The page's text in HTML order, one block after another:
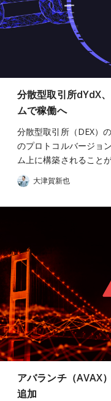
分散型取引所dYdX
ムで稼働へ
分散型取引所（DEX）
のプロトコルバージョ
ム上に構築されること
大津賀新也
アバランチ（AVAX
追加